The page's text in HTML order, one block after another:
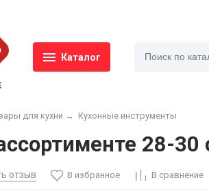
Каталог
для кухни → Кухонные инструменты
28-
отзыв В избранное В сравнение